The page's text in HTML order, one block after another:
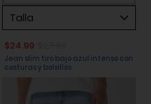
Talla
$24.99
Jean slim tiro bajo azul intenso con
costuras y bolsillos